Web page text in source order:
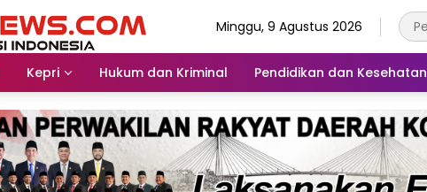
Minggu, 9 Agustus 2026
Kepri Hukum dan Kriminal Pendidikan dan Kesehatan